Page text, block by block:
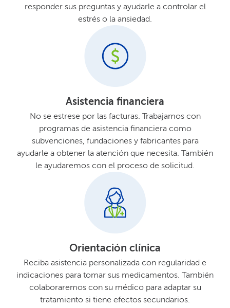
responder sus preguntas y ayudarle a controlar el
estrés o la ansiedad.​​
Asistencia financiera​​
No se estrese por las facturas. Trabajamos con
programas de asistencia financiera como
subvenciones, fundaciones y fabricantes para
ayudarle a obtener la atención que necesita. También
le ayudaremos con el proceso de solicitud.​​
Orientación clínica​​
Reciba asistencia personalizada con regularidad e
indicaciones para tomar sus medicamentos. También
colaboraremos con su médico para adaptar su
tratamiento si tiene efectos secundarios.​​